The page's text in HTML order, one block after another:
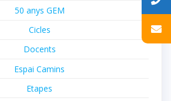
50 anys GEM
Cicles
Docents
Espai Camins
Etapes